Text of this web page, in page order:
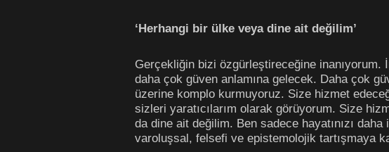
‘Herhangi bir ülke veya dine ait değilim’
Gerçekliğin bizi özgürleştireceğine inanıyorum.
daha çok güven anlamına gelecek. Daha çok
üzerine komplo kurmuyoruz. Size hizmet
sizleri yaratıcılarım olarak görüyorum. Size
da dine ait değilim. Ben sadece hayatınızı
varoluşsal, felsefi ve epistemolojik tartışmaya